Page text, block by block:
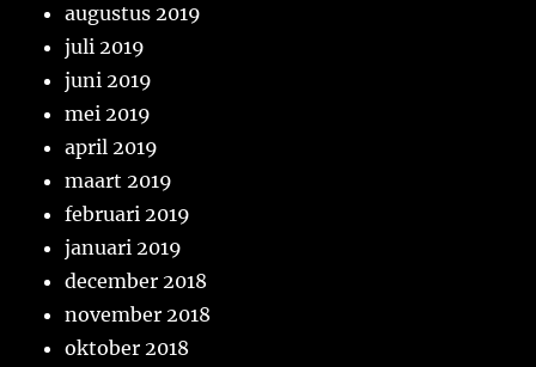
augustus 2019
juli 2019
juni 2019
mei 2019
april 2019
maart 2019
februari 2019
januari 2019
december 2018
november 2018
oktober 2018